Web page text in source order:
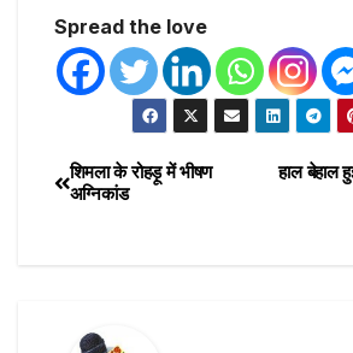
Spread the love
हाल बेहाल
शिमला के रोहड़ू में भीषण
अग्निकांड